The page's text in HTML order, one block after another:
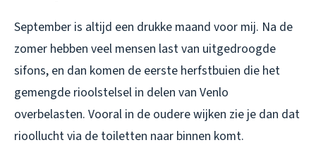
September is altijd een drukke maand voor mij. Na de
zomer hebben veel mensen last van uitgedroogde
sifons, en dan komen de eerste herfstbuien die het
gemengde rioolstelsel in delen van Venlo
overbelasten. Vooral in de oudere wijken zie je dan dat
rioollucht via de toiletten naar binnen komt.